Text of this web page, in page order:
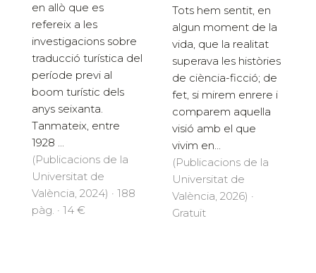
en allò que es
refereix a les
investigacions sobre
traducció turística del
període previ al
boom turístic dels
anys seixanta.
Tanmateix, entre
1928 ...
(Publicacions de la
Universitat de
València, 2024) · 188
pàg. · 14 €
Tots hem sentit, en
algun moment de la
vida, que la realitat
superava les històries
de ciència-ficció; de
fet, si mirem enrere i
comparem aquella
visió amb el que
vivim en...
(Publicacions de la
Universitat de
València, 2026) ·
Gratuït